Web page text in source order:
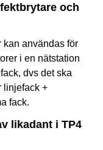
och
kan användas för
i en nätstation
dvs det ska
linjefack +
fack.
likadant i TP4